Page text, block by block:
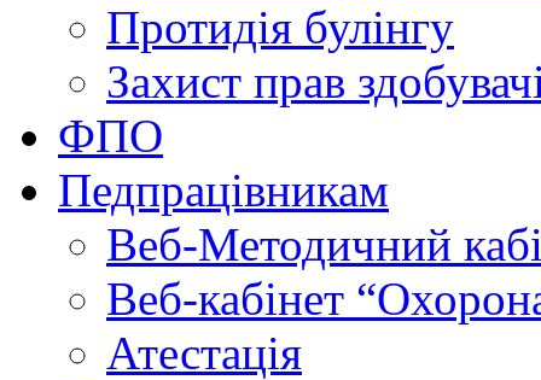
Протидія булінгу
Захист прав
ФПО
Педпрацівникам
Веб-Методичний
Веб-кабінет
Атестація